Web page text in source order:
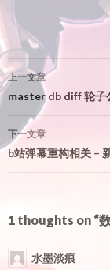
文
章
导
航
上一文章
master db diff 轮子
下一文章
b站弹幕重构相关 –
1 thoughts on “
水墨淡痕